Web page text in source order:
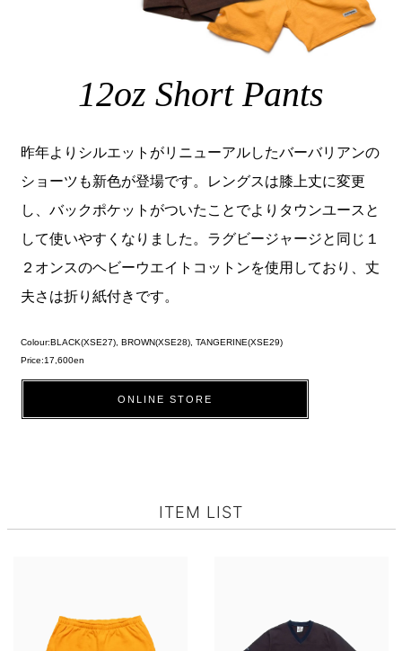
12oz Short Pants
昨年よりシルエットがリニューアルしたバーバリアンの
ショーツも新色が登場です。レングスは膝上丈に変更
し、バックポケットがついたことでよりタウンユースと
して使いやすくなりました。ラグビージャージと同じ１
２オンスのヘビーウエイトコットンを使用しており、丈
夫さは折り紙付きです。
Colour:BLACK(XSE27), BROWN(XSE28), TANGERINE(XSE29)
Price:17,600en
ONLINE STORE
ITEM LIST